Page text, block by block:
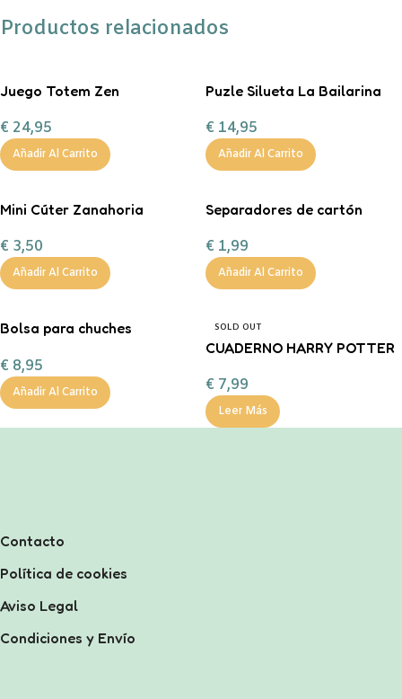
Productos relacionados
Juego Totem Zen
€ 24,95
Añadir Al Carrito
Puzle Silueta La Bailarina
€ 14,95
Añadir Al Carrito
Mini Cúter Zanahoria
€ 3,50
Añadir Al Carrito
Separadores de cartón
€ 1,99
Añadir Al Carrito
Bolsa para chuches
€ 8,95
Añadir Al Carrito
SOLD OUT
CUADERNO HARRY POTTER
€ 7,99
Leer Más
Contacto
Política de cookies
Aviso Legal
Condiciones y Envío